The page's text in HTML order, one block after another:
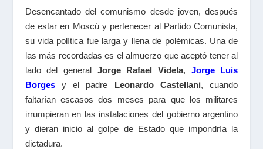
Desencantado del comunismo desde joven, después
de estar en Moscú y pertenecer al Partido Comunista,
su vida política fue larga y llena de polémicas. Una de
las más recordadas es el almuerzo que aceptó tener al
lado del general Jorge Rafael Videla, Jorge Luis
Borgesy el padre Leonardo Castellani, cuando
faltarían escasos dos meses para que los militares
irrumpieran en las instalaciones del gobierno argentino
y dieran inicio al golpe de Estado que impondría la
dictadura.